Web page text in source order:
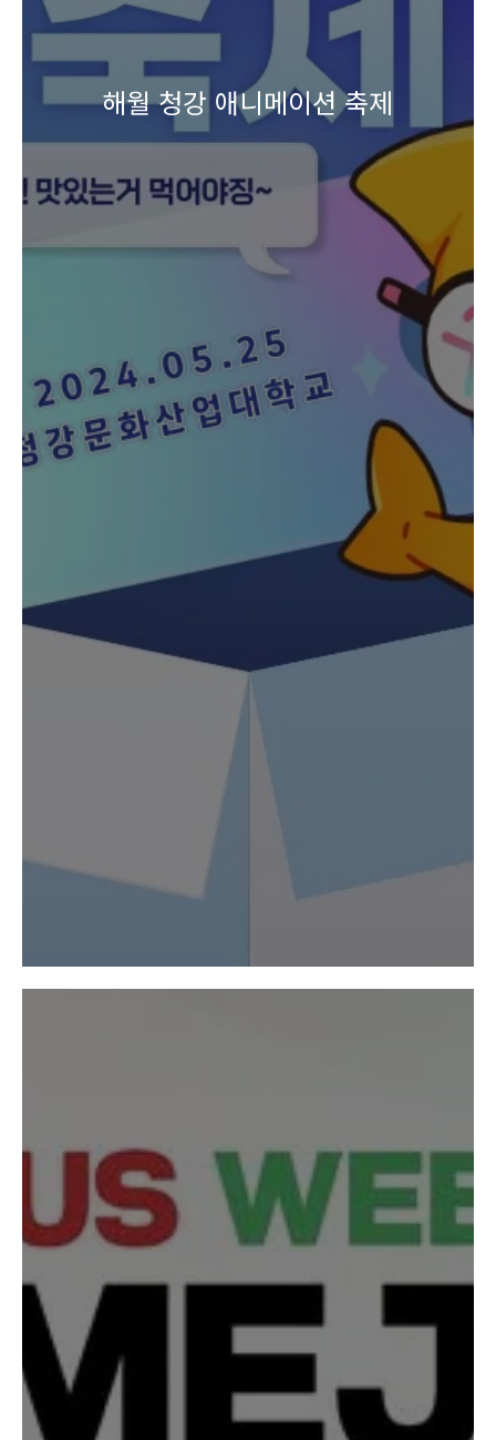
해월 청강 애니메이션 축제